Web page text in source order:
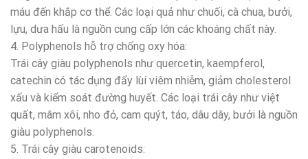
máu đến khắp cơ thể. Các loại quả như chuối, cà chua, bưởi,
lựu, dưa hấu là nguồn cung cấp lớn các khoáng chất này.
4. Polyphenols hỗ trợ chống oxy hóa:
Trái cây giàu polyphenols như quercetin, kaempferol,
catechin có tác dụng đẩy lùi viêm nhiễm, giảm cholesterol
xấu và kiểm soát đường huyết. Các loại trái cây như việt
quất, mâm xôi, nho đỏ, cam quýt, táo, dâu dây, bưởi là nguồn
giàu polyphenols.
5. Trái cây giàu carotenoids: